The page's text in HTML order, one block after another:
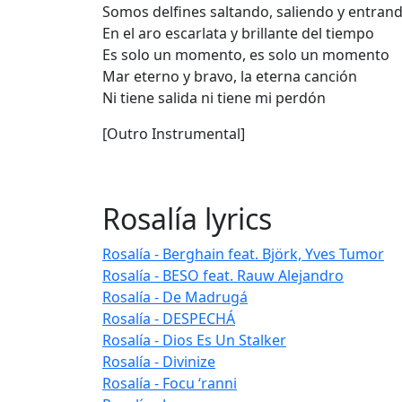
Somos delfines saltando, saliendo y
En el aro escarlata y brillante del tiempo
Es solo un momento, es solo un momento
Mar eterno y bravo, la eterna canción
Ni tiene salida ni tiene mi perdón
[Outro Instrumental]
Rosalía lyrics
Rosalía - Berghain feat. Björk, Yves Tumor
Rosalía - BESO feat. Rauw Alejandro
Rosalía - De Madrugá
Rosalía - DESPECHÁ
Rosalía - Dios Es Un Stalker
Rosalía - Divinize
Rosalía - Focu ‘ranni